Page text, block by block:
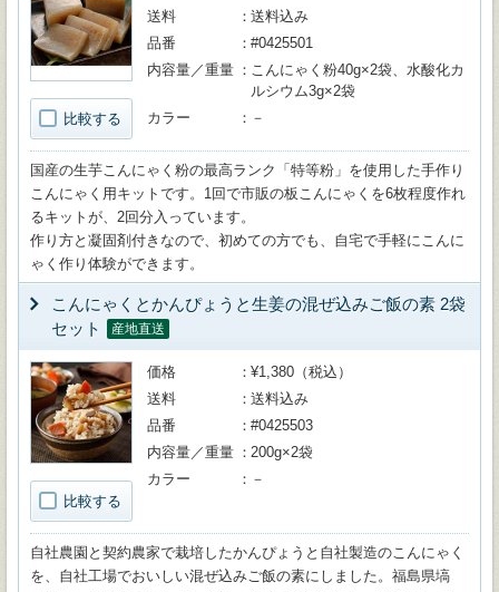
比較する
送料
送料込み
品番
#0425501
内容量／重量
こんにゃく粉40g×2袋、水酸化カ
ルシウム3g×2袋
カラー
－
国産の生芋こんにゃく粉の最高ランク「特等粉」を使用した手作り
こんにゃく用キットです。1回で市販の板こんにゃくを6枚程度作れ
るキットが、2回分入っています。
作り方と凝固剤付きなので、初めての方でも、自宅で手軽にこんに
ゃく作り体験ができます。
こんにゃくとかんぴょうと生姜の混ぜ込みご飯の素 2袋
セット
産地直送
比較する
価格
¥1,380（税込）
送料
送料込み
品番
#0425503
内容量／重量
200g×2袋
カラー
－
自社農園と契約農家で栽培したかんぴょうと自社製造のこんにゃく
を、自社工場でおいしい混ぜ込みご飯の素にしました。福島県塙